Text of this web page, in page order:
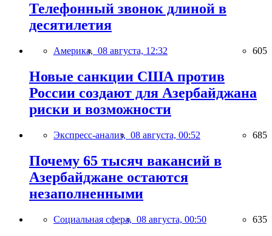
Телефонный звонок длиной в
десятилетия
Америка, 08 августа, 12:32 605
Новые санкции США против
России создают для Азербайджана
риски и возможности
Экспресс-анализ, 08 августа, 00:52 685
Почему 65 тысяч вакансий в
Азербайджане остаются
незаполненными
Социальная сфера, 08 августа, 00:50 635